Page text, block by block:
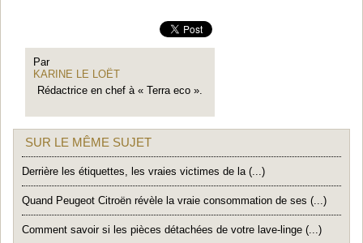
Par
KARINE LE LOËT
Rédactrice en chef à « Terra eco ».
SUR LE MÊME SUJET
Derrière les étiquettes, les vraies victimes de la (...)
Quand Peugeot Citroën révèle la vraie consommation de ses (...)
Comment savoir si les pièces détachées de votre lave-linge (...)